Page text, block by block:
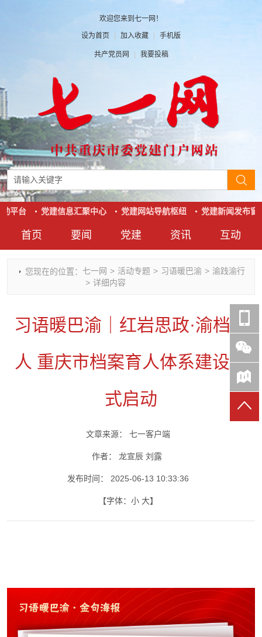
欢迎您来到七一网！
设为首页 | 加入收藏 | 手机版
共产党员网 | 我要投稿
首页 要闻
时政要闻
干部任免
理论武装
七一视角
党建
党建动态
人才工作
基层组织建设
作风建设
资讯
热点关注
党刊好文
党务知识
党史参阅
七一书院
互动
红岩评论
七一文学
党建头条微信公众号
七一号
平台 党建信息汇聚中心 党建网站导航枢纽 党建新闻发布窗
您现在的位置： 七一网 > 活动专题 > 习语暖巴渝 > 渝践渝行
> 详细内容
习语暖巴渝｜红岩思政·渝档育
人 重庆市档案育人体系建设正
式启动
文章来源： 七一客户端
作者： 龙宣辰 刘露
发布时间： 2025-06-13 10:33:36
【字体： 小 大】